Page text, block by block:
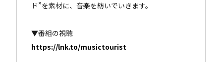
ド”を素材に、音楽を紡いでいきます。
▼番組の視聴
https://lnk.to/musictourist